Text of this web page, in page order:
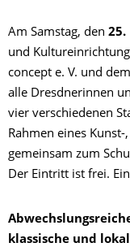
Am Samstag, den 25.
und
concept e. V. und
alle Dresdnerinnen
vier verschiedenen
Rahmen eines
gemeinsam zum
Der Eintritt ist frei.
klassische und